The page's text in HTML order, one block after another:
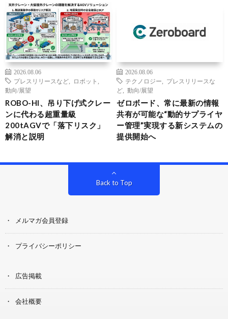
2026.08.06
プレスリリースなど
ロボット
動向/展望
ROBO-HI、吊り下げ式クレー
ンに代わる超重量級
200tAGVで「落下リスク」
解消と説明
2026.08.06
テクノロジー
プレスリリースな
ど
動向/展望
ゼロボード、常に最新の情報
共有が可能な“動的サプライヤ
ー管理”実現する新システムの
提供開始へ
Back to Top
メルマガ会員登録
プライバシーポリシー
広告掲載
会社概要